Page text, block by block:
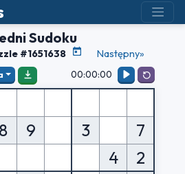
Sudoku
#1651638 Następny»
00:00:00
8 9 3
7
4
2